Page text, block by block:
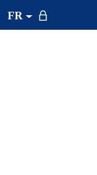
FR